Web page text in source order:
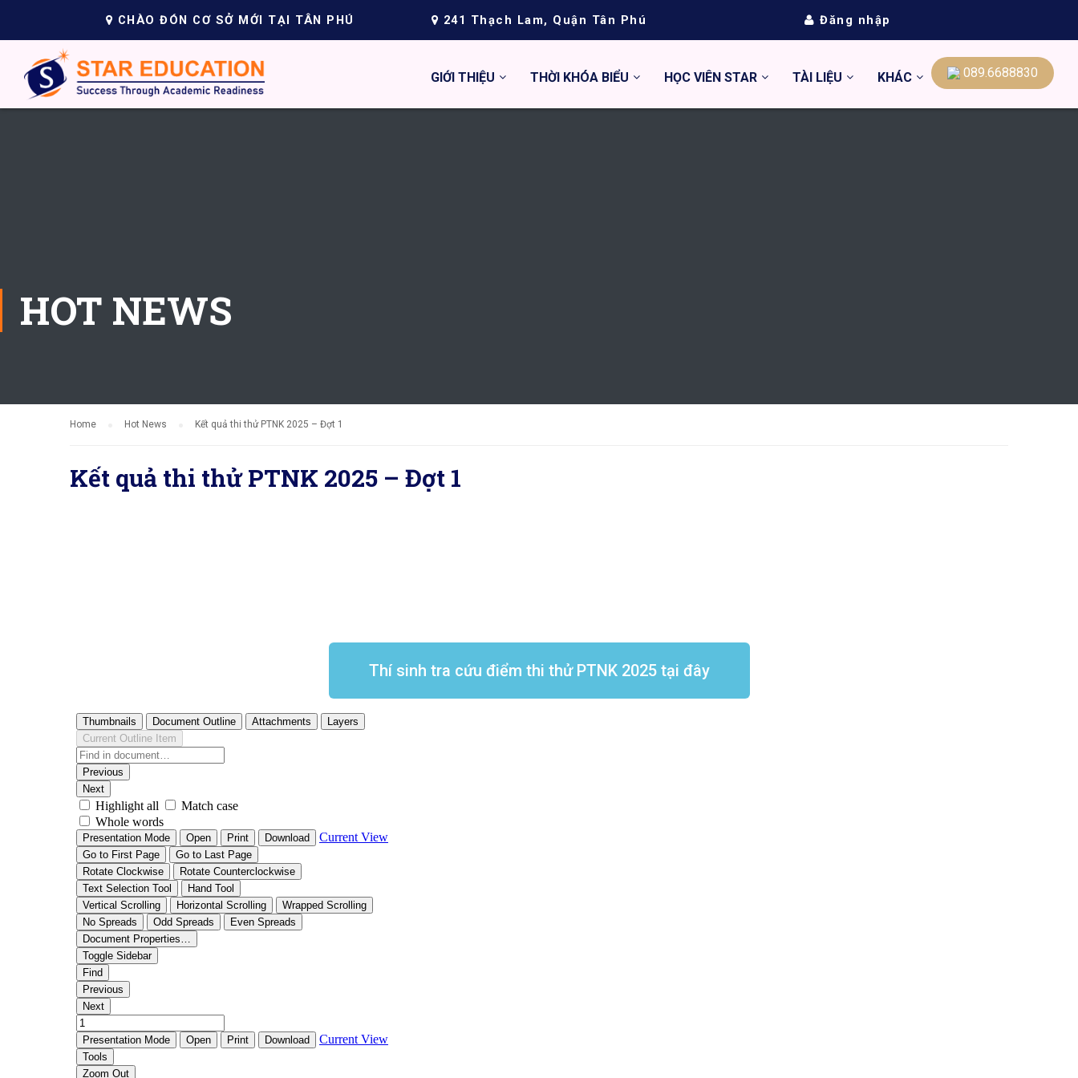
CHÀO ĐÓN CƠ SỞ MỚI TẠI TÂN PHÚ 241 Thạch Lam, Quận Tân Phú Đăng nhập
GIỚI THIỆU THỜI KHÓA BIỂU HỌC VIÊN STAR TÀI LIỆU KHÁC 089.6688830
HOT NEWS
Home Hot News Kết quả thi thử PTNK 2025 – Đợt 1
Kết quả thi thử PTNK 2025 – Đợt 1
Thí sinh tra cứu điểm thi thử PTNK 2025 tại đây